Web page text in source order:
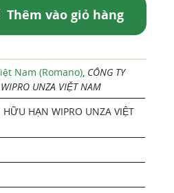
Thêm vào giỏ hàng
Nam (Romano), CÔNG TY
UNZA VIỆT NAM
HẠN WIPRO UNZA VIỆT